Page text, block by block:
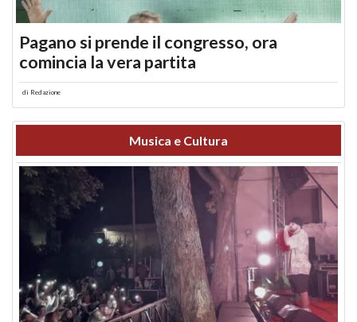
Pagano si prende il congresso, ora
comincia la vera partita
di Redazione
Musica e Cultura